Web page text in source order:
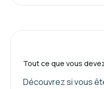
Tout ce que vous
Découvrez si vous